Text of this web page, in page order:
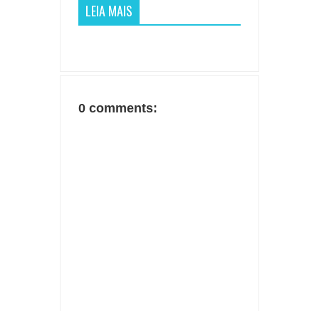
LEIA MAIS
0 comments: